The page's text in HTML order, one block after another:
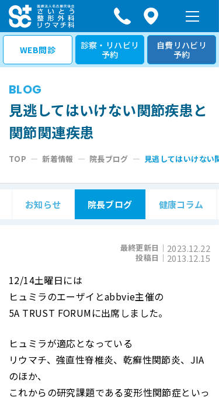
コ
ン
テ
WEB問診
診察・リハビリ
予約
自費リハビリ
予約
BLOG
見逃してはいけない関節疾患と
関節関連疾患
TOP —新着情報 — 院長ブログ — 見逃してはいけない
お知らせ 院長ブログ 健康コラム
投稿日｜ 2013.12.15
最終更新日｜ 2023.12.22
12/14土曜日には
ヒュミラのエーザイとabbvie主催の
5A TRUST FORUMに出席しました。
ヒュミラが適応となっている
リウマチ、強直性脊椎炎、乾癬性関節炎、JIA
のほか、
これからの研究課題である変形性関節症といっ